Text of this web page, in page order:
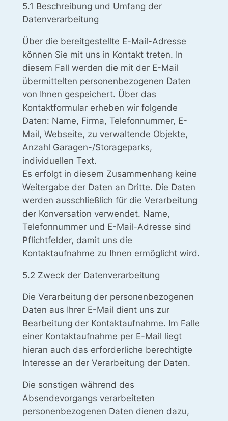
5.1 Beschreibung und Umfang der
Datenverarbeitung
Über die bereitgestellte E-Mail-Adresse
können Sie mit uns in Kontakt treten. In
diesem Fall werden die mit der E-Mail
übermittelten personenbezogenen Daten
von Ihnen gespeichert. Über das
Kontaktformular erheben wir folgende
Daten: Name, Firma, Telefonnummer, E-
Mail, Webseite, zu verwaltende Objekte,
Anzahl Garagen-/Storageparks,
individuellen Text.
Es erfolgt in diesem Zusammenhang keine
Weitergabe der Daten an Dritte. Die Daten
werden ausschließlich für die Verarbeitung
der Konversation verwendet. Name,
Telefonnummer und E-Mail-Adresse sind
Pflichtfelder, damit uns die
Kontaktaufnahme zu Ihnen ermöglicht wird.
5.2 Zweck der Datenverarbeitung
Die Verarbeitung der personenbezogenen
Daten aus Ihrer E-Mail dient uns zur
Bearbeitung der Kontaktaufnahme. Im Falle
einer Kontaktaufnahme per E-Mail liegt
hieran auch das erforderliche berechtigte
Interesse an der Verarbeitung der Daten.
Die sonstigen während des
Absendevorgangs verarbeiteten
personenbezogenen Daten dienen dazu,